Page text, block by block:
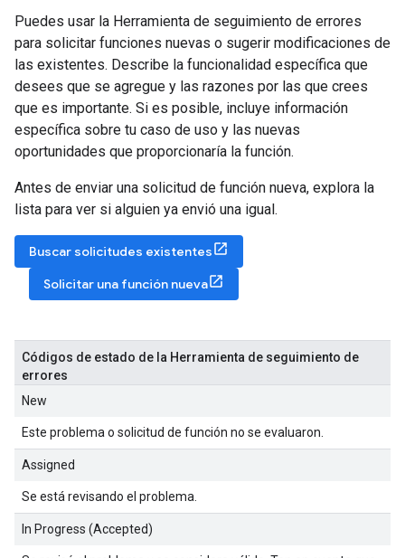
Puedes usar la Herramienta de seguimiento de errores
para solicitar funciones nuevas o sugerir modificaciones de
las existentes. Describe la funcionalidad específica que
desees que se agregue y las razones por las que crees
que es importante. Si es posible, incluye información
específica sobre tu caso de uso y las nuevas
oportunidades que proporcionaría la función.
Antes de enviar una solicitud de función nueva, explora la
lista para ver si alguien ya envió una igual.
Buscar solicitudes existentes
Solicitar una función nueva
Códigos de estado de la Herramienta de seguimiento de
errores
New
Este problema o solicitud de función no se evaluaron.
Assigned
Se está revisando el problema.
In Progress (Accepted)